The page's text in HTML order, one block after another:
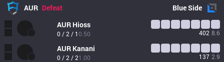
AUR Defeat BlueSide
AUR Hioss
0 / 2 / 10.50 402 8.6
AUR Kanani
0 / 2 / 21.00 137 2.9